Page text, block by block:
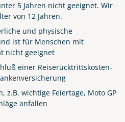
5 Jahren nicht geeignet. Wir
von 12 Jahren.
und physische
ist für Menschen mit
nicht geeignet
einer Reiserücktrittskosten-
z.B. wichtige Feiertage, Moto GP
anfallen